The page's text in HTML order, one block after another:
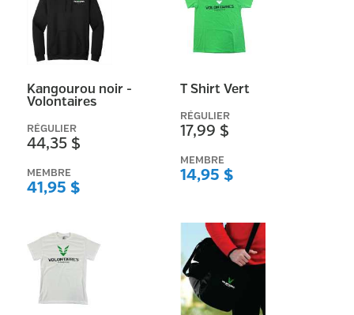
Kangourou noir -
Volontaires
RÉGULIER
44,35 $
MEMBRE
41,95 $
T Shirt Vert
RÉGULIER
17,99 $
MEMBRE
14,95 $